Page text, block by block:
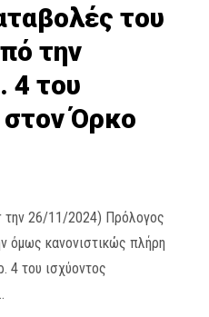
του
την
4 του
Όρκο
την 26/11/2024) Πρόλογος
όμως κανονιστικώς πλήρη
4 του ισχύοντος